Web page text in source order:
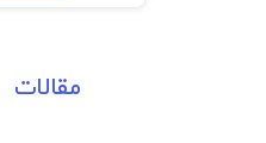
مقالات